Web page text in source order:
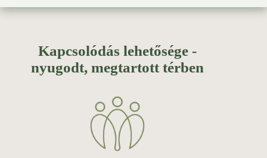
Kapcsolódás lehetősége -
nyugodt, megtartott térben